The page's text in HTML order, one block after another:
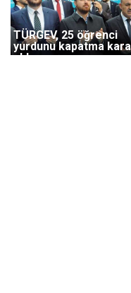
TÜRGEV, 25 öğrenci
yurdunu kapatma
aldı